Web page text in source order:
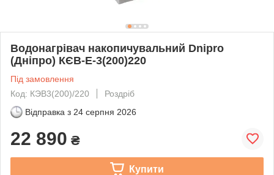
Водонагрівач накопичувальний Dnipro
(Дніпро) КЄВ-Е-3(200)220
Під замовлення
Код: КЭВ3(200)/220
Роздріб
Відправка з 24 серпня 2026
22 890 ₴
Купити